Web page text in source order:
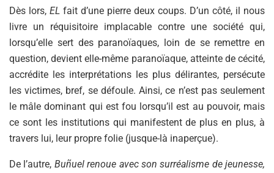
Dès lors, EL fait d’une pierre deux coups. D’un côté, il nous
livre un réquisitoire implacable contre une société qui,
lorsqu’elle sert des paranoïaques, loin de se remettre en
question, devient elle-même paranoïaque, atteinte de cécité,
accrédite les interprétations les plus délirantes, persécute
les victimes, bref, se défoule. Ainsi, ce n’est pas seulement
le mâle dominant qui est fou lorsqu’il est au pouvoir, mais
ce sont les institutions qui manifestent de plus en plus, à
travers lui, leur propre folie (jusque-là inaperçue).
De l’autre, Buñuel renoue avec son surréalisme de jeunesse,